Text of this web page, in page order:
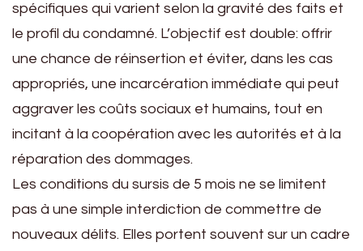
spécifiques qui varient selon la gravité des faits et
le profil du condamné. L’objectif est double: offrir
une chance de réinsertion et éviter, dans les cas
appropriés, une incarcération immédiate qui peut
aggraver les coûts sociaux et humains, tout en
incitant à la coopération avec les autorités et à la
réparation des dommages.
Les conditions du sursis de 5 mois ne se limitent
pas à une simple interdiction de commettre de
nouveaux délits. Elles portent souvent sur un cadre